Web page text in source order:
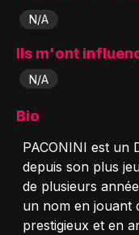
N/A
Ils m'ont
N/A
Bio
PACONINI est un
depuis son plus
de plusieurs
un nom en jouant
prestigieux et en